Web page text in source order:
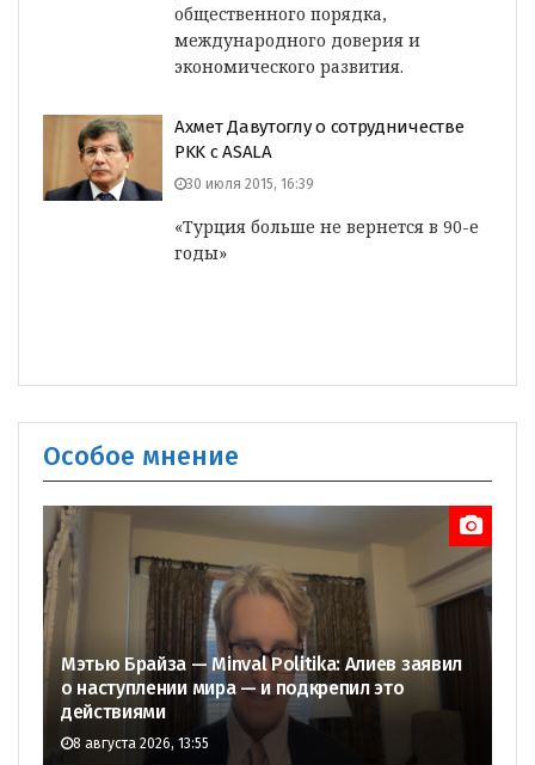
общественного порядка,
международного доверия и
экономического развития.
Ахмет Давутоглу о сотрудничестве
PKK с ASALA
30 июля 2015, 16:39
«Турция больше не вернется в 90-е
годы»
Особое мнение
Мэтью Брайза — Minval Politika: Алиев заявил
о наступлении мира — и подкрепил это
действиями
8 августа 2026, 13:55